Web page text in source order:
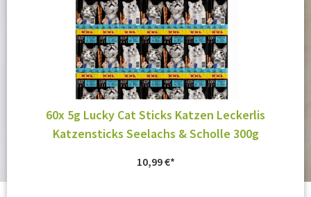
60x 5g Lucky Cat Sticks Katzen Leckerlis
Katzensticks Seelachs & Scholle 300g
10,99€